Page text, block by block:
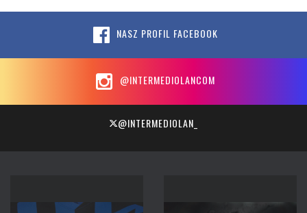
NASZ PROFIL FACEBOOK
@INTERMEDIOLANCOM
@INTERMEDIOLAN_